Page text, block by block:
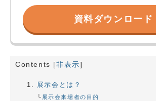
資料ダウンロード
Contents [非表示]
展示会とは？
展示会来場者の目的